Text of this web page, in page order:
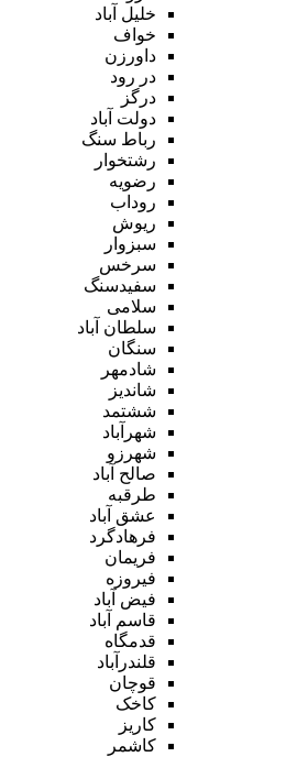
خلیل آباد
خواف
داورزن
در رود
درگز
دولت آباد
رباط سنگ
رشتخوار
رضویه
روداب
ریوش
سبزوار
سرخس
سفیدسنگ
سلامی
سلطان آباد
سنگان
شادمهر
شاندیز
ششتمد
شهرآباد
شهرزو
صالح آباد
طرقبه
عشق آباد
فرهادگرد
فریمان
فیروزه
فیض آباد
قاسم آباد
قدمگاه
قلندرآباد
قوچان
کاخک
کاریز
کاشمر